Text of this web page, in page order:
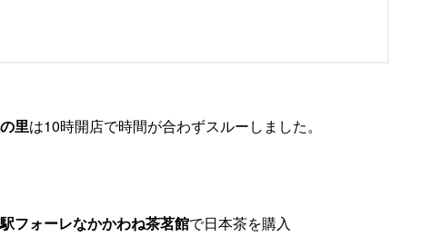
里は10時開店で時間が合わずスルーしました。
フォーレなかかわね茶茗館で日本茶を購入